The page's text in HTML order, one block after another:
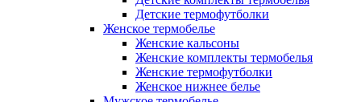
Детские термофутболки
Женское термобелье
Женские кальсоны
Женские комплекты термобелья
Женские термофутболки
Женское нижнее белье